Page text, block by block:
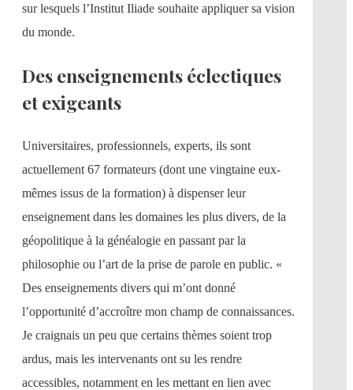
sur lesquels l’Institut Iliade souhaite appliquer sa vision
du monde.
Des enseignements éclectiques
et exigeants
Universitaires, professionnels, experts, ils sont
actuellement 67 formateurs (dont une vingtaine eux-
mêmes issus de la formation) à dispenser leur
enseignement dans les domaines les plus divers, de la
géopolitique à la généalogie en passant par la
philosophie ou l’art de la prise de parole en public. «
Des enseignements divers qui m’ont donné
l’opportunité d’accroître mon champ de connaissances.
Je craignais un peu que certains thèmes soient trop
ardus, mais les intervenants ont su les rendre
accessibles, notamment en les mettant en lien avec